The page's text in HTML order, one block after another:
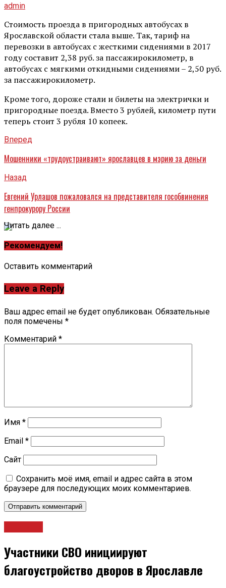
admin
Стоимость проезда в пригородных автобусах в
Ярославской области стала выше. Так, тариф на
перевозки в автобусах с жесткими сидениями в 2017
году составит 2,38 руб. за пассажирокилометр, в
автобусах с мягкими откидными сидениями – 2,50 руб.
за пассажирокилометр.
Кроме того, дороже стали и билеты на электрички и
пригородные поезда. Вместо 3 рублей, километр пути
теперь стоит 3 рубля 10 копеек.
Вперед
Мошенники «трудоустраивают» ярославцев в мэрию за деньги
Назад
Евгений Урлашов пожаловался на представителя гособвинения
генпрокурору России
Читать далее ...
Рекомендуем!
Оставить комментарий
Leave a Reply
Ваш адрес email не будет опубликован. Обязательные
поля помечены *
Комментарий *
Имя *
Email *
Сайт
Сохранить моё имя, email и адрес сайта в этом
браузере для последующих моих комментариев.
Участники СВО инициируют
благоустройство дворов в Ярославле